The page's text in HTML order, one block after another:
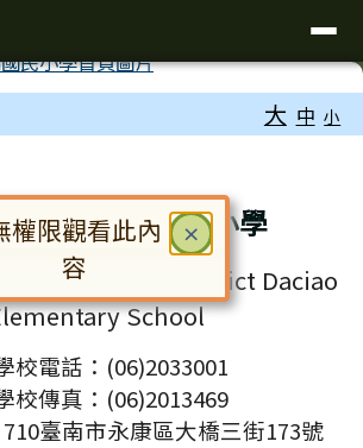
大 中 小
永康區大橋國民小學
Yongkang District Daciao
School
校電話：(06)2033001
校傳真：(06)2013469
臺南市永康區大橋三街173號
× 關閉
權限觀看此內
容
框已開啟。請使用 Tab 鍵在